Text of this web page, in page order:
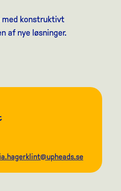
konstruktivt
af nye løsninger.